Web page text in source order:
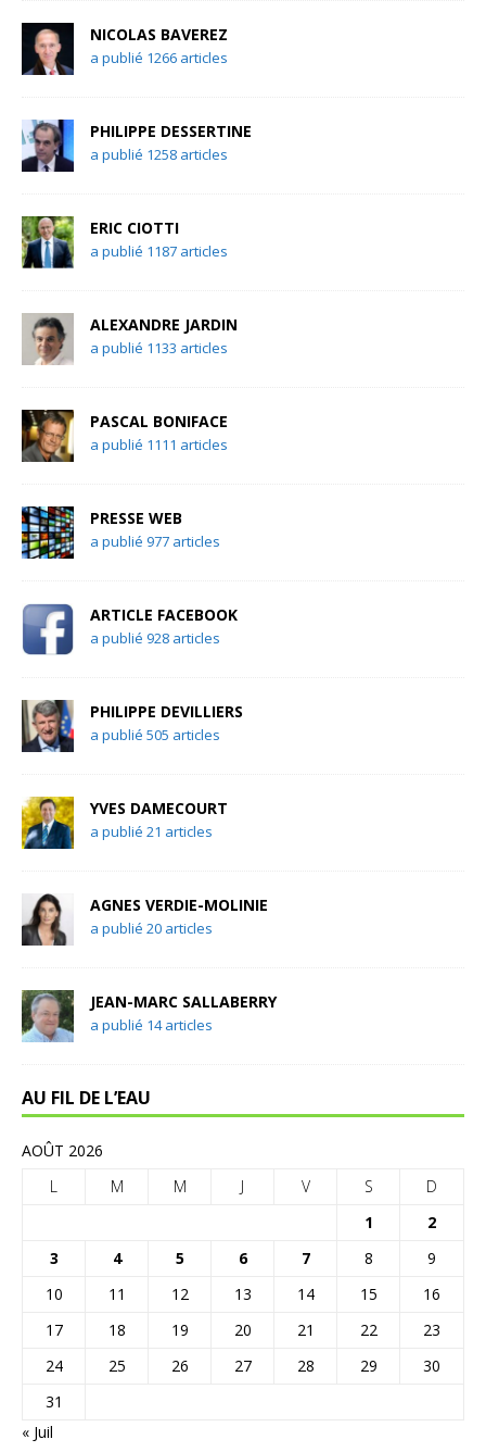
NICOLAS BAVEREZ
a publié 1266 articles
PHILIPPE DESSERTINE
a publié 1258 articles
ERIC CIOTTI
a publié 1187 articles
ALEXANDRE JARDIN
a publié 1133 articles
PASCAL BONIFACE
a publié 1111 articles
PRESSE WEB
a publié 977 articles
ARTICLE FACEBOOK
a publié 928 articles
PHILIPPE DEVILLIERS
a publié 505 articles
YVES DAMECOURT
a publié 21 articles
AGNES VERDIE-MOLINIE
a publié 20 articles
JEAN-MARC SALLABERRY
a publié 14 articles
AU FIL DE L’EAU
AOÛT 2026
L
M M J V S
D
1
2
3
4 5 6 7 8
9
10
11 12 13 14 15
16
17
18 19 20 21 22
23
24
25 26 27 28 29
30
31
« Juil